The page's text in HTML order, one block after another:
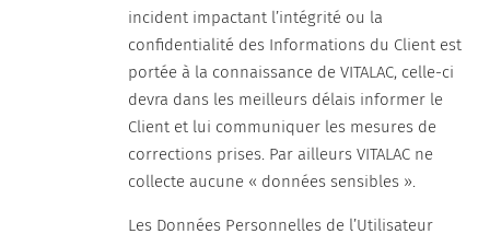
incident impactant l’intégrité ou la
confidentialité des Informations du Client est
portée à la connaissance de VITALAC, celle-ci
devra dans les meilleurs délais informer le
Client et lui communiquer les mesures de
corrections prises. Par ailleurs VITALAC ne
collecte aucune « données sensibles ».
Les Données Personnelles de l’Utilisateur